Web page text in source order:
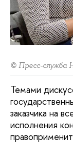
© Пресс-служба
Темами
заказчика на
исполнения